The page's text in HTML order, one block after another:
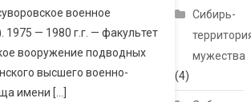
военное
— 1980 г.г. — факультет
вооружение подводных
высшего военно-
имени […]
Сибирь-
мужества
(4)